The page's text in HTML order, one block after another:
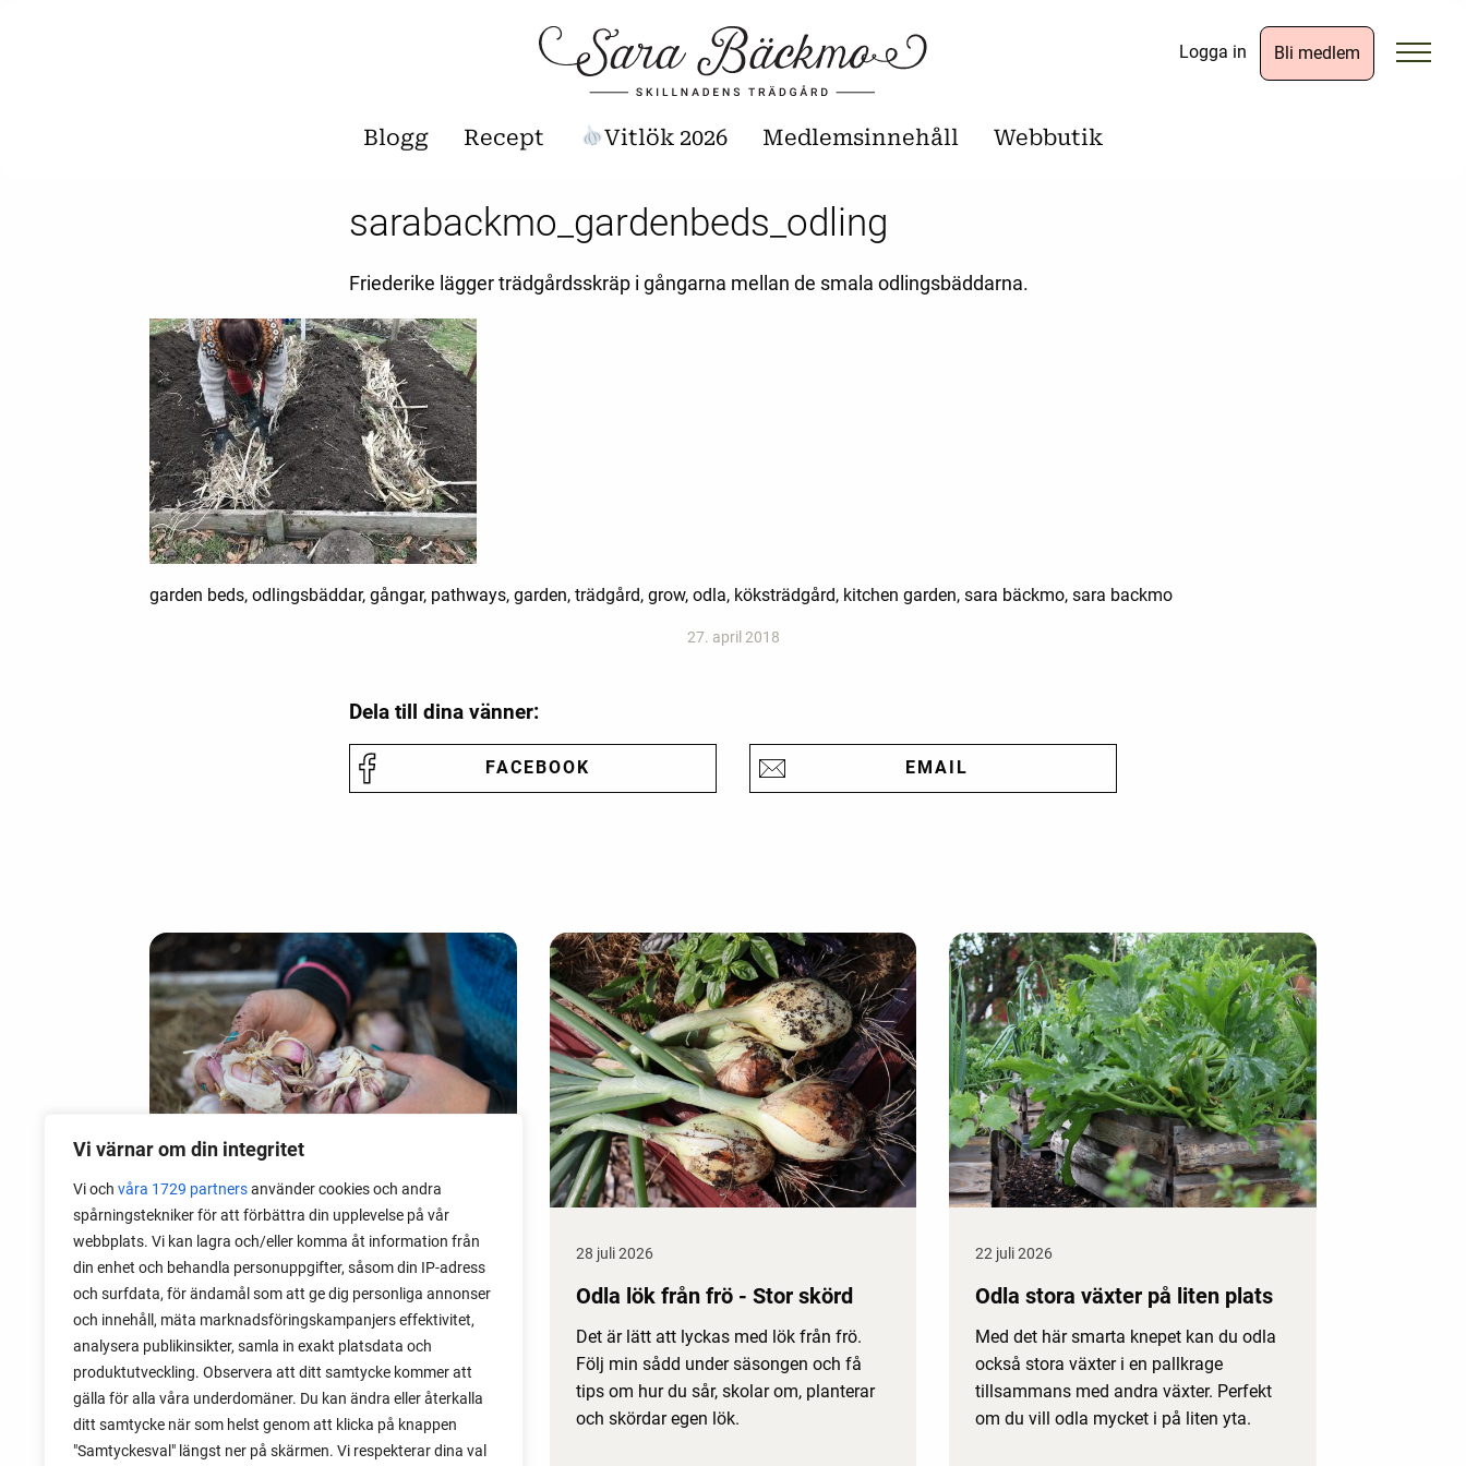
Vi värnar om din integritet
Vi och våra 1729 partnersanvänder cookies och andra
spårningstekniker för att förbättra din upplevelse på vår
webbplats. Vi kan lagra och/eller komma åt information från
din enhet och behandla personuppgifter, såsom din IP-adress
och surfdata, för ändamål som att ge dig personliga annonser
och innehåll, mäta marknadsföringskampanjers effektivitet,
analysera publikinsikter, samla in exakt platsdata och
produktutveckling. Observera att ditt samtycke kommer att
gälla för alla våra underdomäner. Du kan ändra eller återkalla
ditt samtycke när som helst genom att klicka på knappen
"Samtyckesval" längst ner på skärmen. Vi respekterar dina val
Logga in Bli medlem
Blogg Recept Vitlök 2026 Medlemsinnehåll Webbutik
sarabackmo_gardenbeds_odling
Friederike lägger trädgårdsskräp i gångarna mellan de smala odlingsbäddarna.
garden beds, odlingsbäddar, gångar, pathways, garden, trädgård, grow, odla, köksträdgård, kitchen garden, sara bäckmo, sara backmo
27. april 2018
Dela till dina vänner:
FACEBOOK EMAIL
06 augusti 2026
Sätta vitlök på våren i Sverige
Om du har tur med vädret kan det gå fint
att sätta vitlök också på våren. Men
tillförlitligast är att sätta vitlök på hösten
och vintern.
28 juli 2026
Odla lök från frö - Stor skörd
Det är lätt att lyckas med lök från frö.
Följ min sådd under säsongen och få
tips om hur du sår, skolar om, planterar
och skördar egen lök.
22 juli 2026
Odla stora växter på liten plats
Med det här smarta knepet kan du odla
också stora växter i en pallkrage
tillsammans med andra växter. Perfekt
om du vill odla mycket i på liten yta.